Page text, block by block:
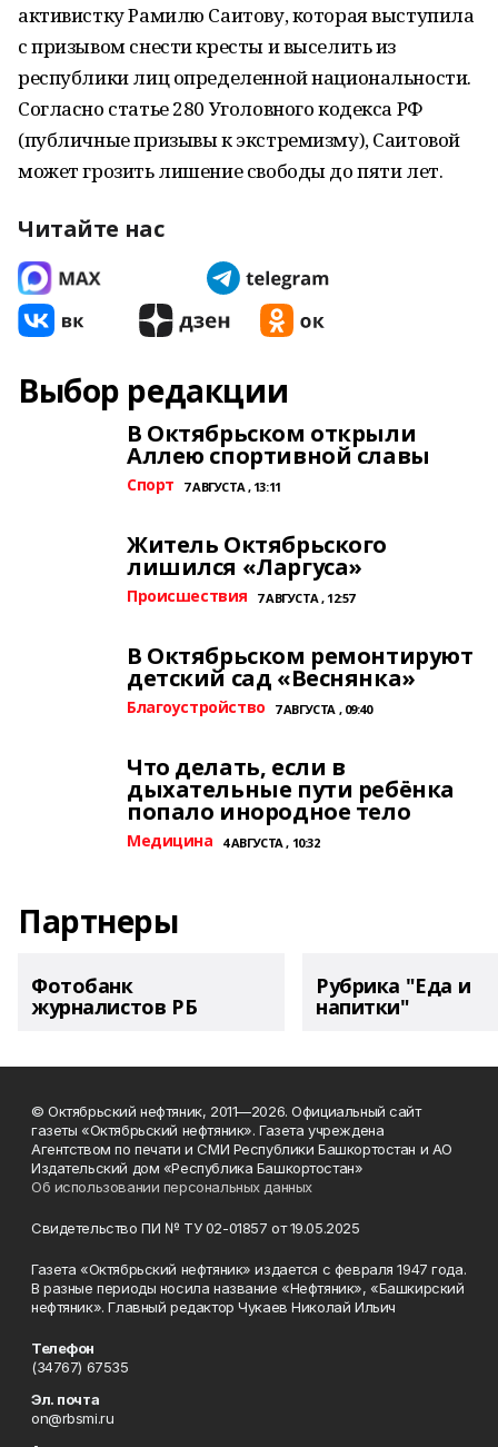
активистку Рамилю Саитову, которая выступила
с призывом снести кресты и выселить из
республики лиц определенной национальности.
Согласно статье 280 Уголовного кодекса РФ
(публичные призывы к экстремизму), Саитовой
может грозить лишение свободы до пяти лет.
Читайте нас
Выбор редакции
В Октябрьском открыли
Аллею спортивной славы
Спорт 7 АВГУСТА , 13:11
Житель Октябрьского
лишился «Ларгуса»
Происшествия 7 АВГУСТА , 12:57
В Октябрьском ремонтируют
детский сад «Веснянка»
Благоустройство 7 АВГУСТА , 09:40
Что делать, если в
дыхательные пути ребёнка
попало инородное тело
Медицина 4 АВГУСТА , 10:32
Партнеры
Фотобанк
журналистов РБ
Рубрика "Еда и
напитки"
© Октябрьский нефтяник, 2011—2026. Официальный сайт
газеты «Октябрьский нефтяник». Газета учреждена
Агентством по печати и СМИ Республики Башкортостан и АО
Издательский дом «Республика Башкортостан»
Об использовании персональных данных
Свидетельство ПИ № ТУ 02-01857 от 19.05.2025
Газета «Октябрьский нефтяник» издается с февраля 1947 года.
В разные периоды носила название «Нефтяник», «Башкирский
нефтяник». Главный редактор Чукаев Николай Ильич
Телефон
(34767) 67535
Эл. почта
on@rbsmi.ru